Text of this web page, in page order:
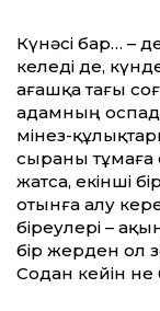
Күнәсі бар… –
келеді де,
ағашқа тағы
адамның
мінез-
сыраны тұмаға
жатса, екінші
отынға алу
біреулері –
бір жерден ол
Содан кейін